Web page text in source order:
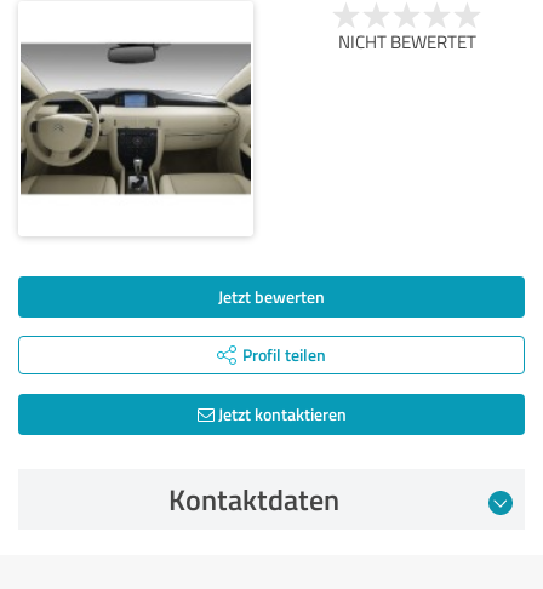
NICHT BEWERTET
Jetzt bewerten
Profil teilen
Jetzt kontaktieren
Kontaktdaten